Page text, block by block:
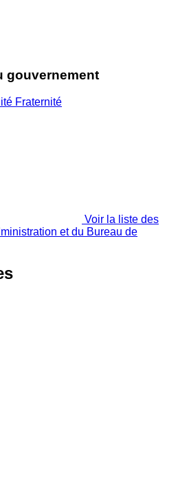
gouvernement
Voir la liste des
et du Bureau de